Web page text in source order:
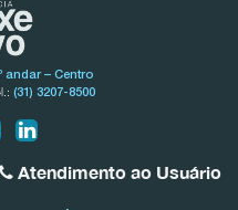
andar – Centro
(31) 3207-8500
Atendimento ao Usuário